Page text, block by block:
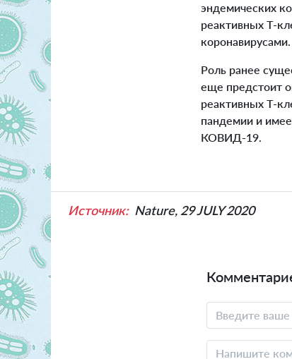
эндемических
реактивных Т-
коронавирусами.
Роль ранее
еще предстоит
реактивных Т-
пандемии и
КОВИД-19.
Источник: Nature, 29 JULY 2020